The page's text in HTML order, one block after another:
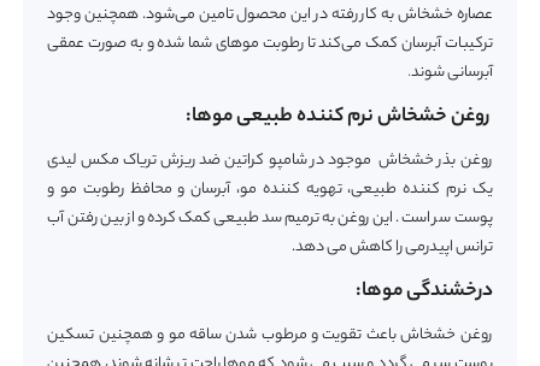
عصاره خشخاش به کار رفته در این محصول تامین می‌شود. همچنین وجود
ترکیبات آبرسان کمک می‌کند تا رطوبت موهای شما شده و به صورت عمقی
آبرسانی شوند.
روغن خشخاش نرم کننده طبیعی موها:
روغن بذر خشخاش موجود در شامپو کراتین ضد ریزش تریاک مکس لیدی
یک نرم کننده طبیعی، تهویه کننده مو، آبرسان و محافظ رطوبت مو و
پوست سر است . این روغن به ترمیم سد طبیعی کمک کرده و از بین رفتن آب
ترانس اپیدرمی را کاهش می دهد.
درخشندگی موها:
روغن خشخاش باعث تقویت و مرطوب شدن ساقه مو و همچنین تسکین